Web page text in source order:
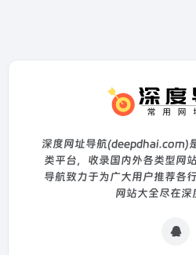
深度网址导航(deepdhai.com)
类平台，收录国内外各类型网
导航致力于为广大用户推荐各
网站大全尽在深